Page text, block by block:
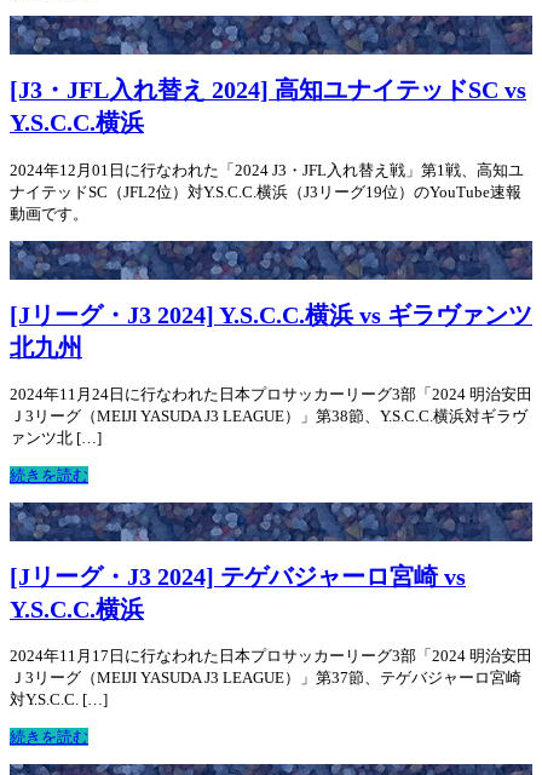
[J3・JFL入れ替え 2024] 高知ユナイテッドSC vs
Y.S.C.C.横浜
2024年12月01日に行なわれた「2024 J3・JFL入れ替え戦」第1戦、高知ユ
ナイテッドSC（JFL2位）対Y.S.C.C.横浜（J3リーグ19位）のYouTube速報
動画です。
[Jリーグ・J3 2024] Y.S.C.C.横浜 vs ギラヴァンツ
北九州
2024年11月24日に行なわれた日本プロサッカーリーグ3部「2024 明治安田
Ｊ3リーグ（MEIJI YASUDA J3 LEAGUE）」第38節、Y.S.C.C.横浜対ギラヴ
ァンツ北 […]
続きを読む
[Jリーグ・J3 2024] テゲバジャーロ宮崎 vs
Y.S.C.C.横浜
2024年11月17日に行なわれた日本プロサッカーリーグ3部「2024 明治安田
Ｊ3リーグ（MEIJI YASUDA J3 LEAGUE）」第37節、テゲバジャーロ宮崎
対Y.S.C.C. […]
続きを読む